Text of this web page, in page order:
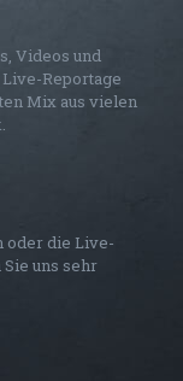
Videos und
Reportage
Mix aus vielen
oder die Live-
uns sehr